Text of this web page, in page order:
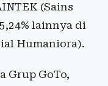
(Sains
lainnya di
Humaniora).
Grup GoTo,